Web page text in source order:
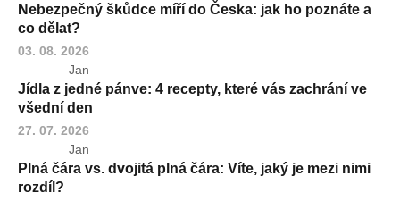
Nebezpečný škůdce míří do Česka: jak ho poznáte a
co dělat?
03. 08. 2026
Jan
Jídla z jedné pánve: 4 recepty, které vás zachrání ve
všední den
27. 07. 2026
Jan
Plná čára vs. dvojitá plná čára: Víte, jaký je mezi nimi
rozdíl?